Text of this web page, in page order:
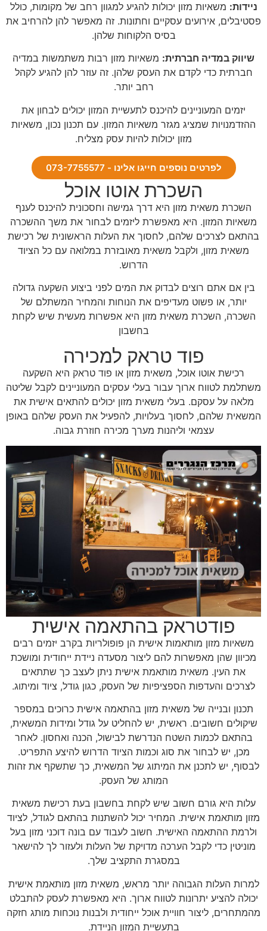
ניידות: משאיות מזון יכולות להגיע למגוון רחב של מקומות, כולל
פסטיבלים, אירועים עסקיים וחתונות. זה מאפשר להן להרחיב את
בסיס הלקוחות שלהן.
שיווק במדיה חברתית: משאיות מזון רבות משתמשות במדיה
חברתית כדי לקדם את העסק שלהן. זה עוזר להן להגיע לקהל
רחב יותר.
יזמים המעוניינים להיכנס לתעשיית המזון יכולים לבחון את
ההזדמנויות שמציג מגזר משאיות המזון. עם תכנון נכון, משאיות
מזון יכולות להיות עסק מצליח.
לפרטים נוספים חייגו אלינו - 073-7755577
השכרת אוטו אוכל
השכרת משאית מזון היא דרך גמישה וחסכונית להיכנס לענף
משאיות המזון. היא מאפשרת ליזמים לבחור את משך ההשכרה
בהתאם לצרכים שלהם, לחסוך את העלות הראשונית של רכישת
משאית מזון, ולקבל משאית מאובזרת במלואה עם כל הציוד
הדרוש.
בין אם אתם רוצים לבדוק את המים לפני ביצוע השקעה גדולה
יותר, או פשוט מעדיפים את הנוחות והמחיר המשתלם של
השכרה, השכרת משאית מזון היא אפשרות מעשית שיש לקחת
בחשבון
פוד טראק למכירה
רכישת אוטו אוכל, משאית מזון או פוד טראק היא השקעה
משתלמת לטווח ארוך עבור בעלי עסקים המעוניינים לקבל שליטה
מלאה על עסקם. בעלי משאית מזון יכולים להתאים אישית את
המשאית שלהם, לחסוך בעלויות, להפעיל את העסק שלהם באופן
עצמאי וליהנות מערך מכירה חוזרת גבוה.
פודטראק בהתאמה אישית
משאיות מזון מותאמות אישית הן פופולריות בקרב יזמים רבים
מכיוון שהן מאפשרות להם ליצור מסעדה ניידת ייחודית ומושכת
את העין. משאית מותאמת אישית ניתן לעצב כך שתתאים
לצרכים והעדפות הספציפיות של העסק, כגון גודל, ציוד ומיתוג.
תכנון ובנייה של משאית מזון בהתאמה אישית כרוכים במספר
שיקולים חשובים. ראשית, יש להחליט על גודל ומידות המשאית,
בהתאם לכמות השטח הנדרשת לבישול, הכנה ואחסון. לאחר
מכן, יש לבחור את סוג וכמות הציוד הדרוש להיצע התפריט.
לבסוף, יש לתכנן את המיתוג של המשאית, כך שתשקף את זהות
המותג של העסק.
עלות היא גורם חשוב שיש לקחת בחשבון בעת רכישת משאית
מזון מותאמת אישית. המחיר יכול להשתנות בהתאם לגודל, לציוד
ולרמת ההתאמה האישית. חשוב לעבוד עם בונה דוכני מזון בעל
מוניטין כדי לקבל הערכה מדויקת של העלות ולעזור לך להישאר
במסגרת התקציב שלך.
למרות העלות הגבוהה יותר מראש, משאית מזון מותאמת אישית
יכולה להציע יתרונות לטווח ארוך. היא מאפשרת לעסק להתבלט
מהמתחרים, ליצור חוויית אוכל ייחודית ולבנות נוכחות מותג חזקה
בתעשיית המזון הניידת.